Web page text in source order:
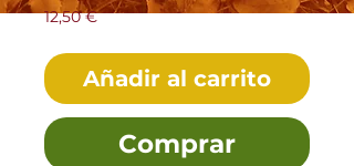
12,50 €Precio
Añadir al carrito
Comprar